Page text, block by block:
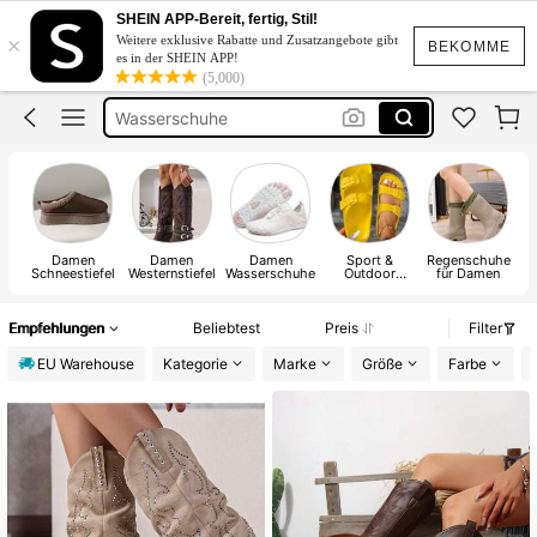
BEKOMME
×
SHEIN APP-Bereit, fertig, Stil!
Weitere exklusive Rabatte und Zusatzangebote gibt
es in der SHEIN APP!
(5,000)
Cowboy Stiefel Damen
Winter Schuhe
Wasserschuhe
Boots
Cowboy Stiefel Damen
Damen
Schneestiefel
Damen
Westernstiefel
Damen
Wasserschuhe
Sport &
Outdoor
Regenschuhe
für Damen
Empfehlungen Beliebtest Preis
Filter
EU Warehouse
Kategorie Marke Größe Farbe